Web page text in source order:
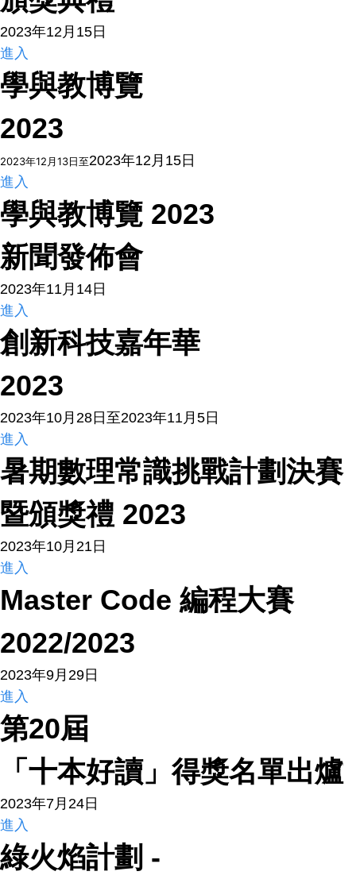
2023年12月15日
進入
學與教博覽
2023
2023年12月13日至2023年12月15日
進入
學與教博覽 2023
新聞發佈會
2023年11月14日
進入
創新科技嘉年華
2023
2023年10月28日至2023年11月5日
進入
暑期數理常識挑戰計劃決賽
暨頒獎禮 2023
2023年10月21日
進入
Master Code 編程大賽
2022/2023
2023年9月29日
進入
第20屆
「十本好讀」得獎名單出爐
2023年7月24日
進入
綠火焰計劃 -